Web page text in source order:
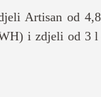
Artisan od
i zdjeli od 3